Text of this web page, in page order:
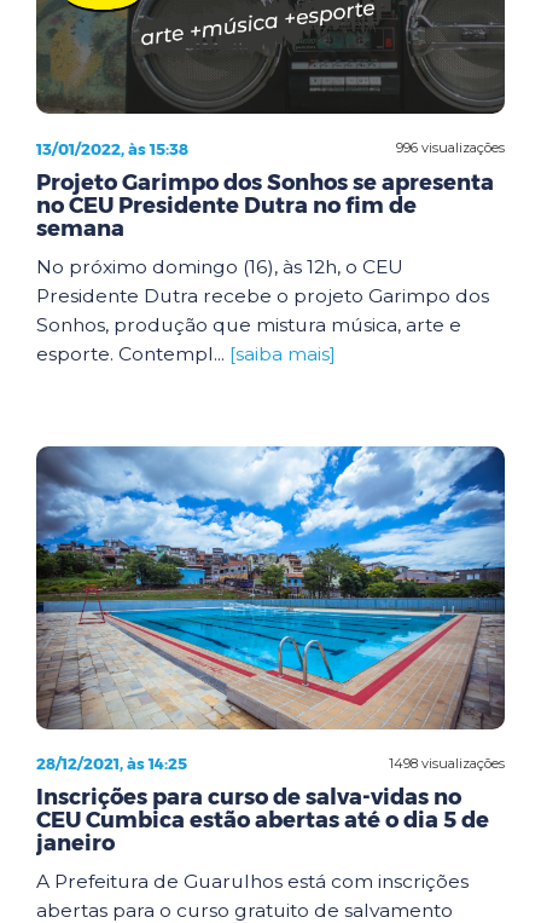
996 visualizações
13/01/2022, às 15:38
Projeto Garimpo dos Sonhos se apresenta
no CEU Presidente Dutra no fim de
semana
No próximo domingo (16), às 12h, o CEU
Presidente Dutra recebe o projeto Garimpo dos
Sonhos, produção que mistura música, arte e
esporte. Contempl... [saiba mais]
1498 visualizações
28/12/2021, às 14:25
Inscrições para curso de salva-vidas no
CEU Cumbica estão abertas até o dia 5 de
janeiro
A Prefeitura de Guarulhos está com inscrições
abertas para o curso gratuito de salvamento